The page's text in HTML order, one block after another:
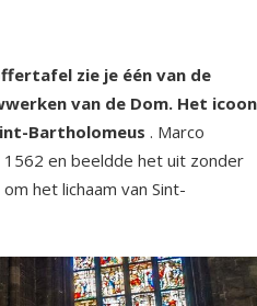
zie je één van de
van de Dom. Het icoon
Bartholomeus . Marco
1562 en beeldde het uit zonder
het lichaam van Sint-